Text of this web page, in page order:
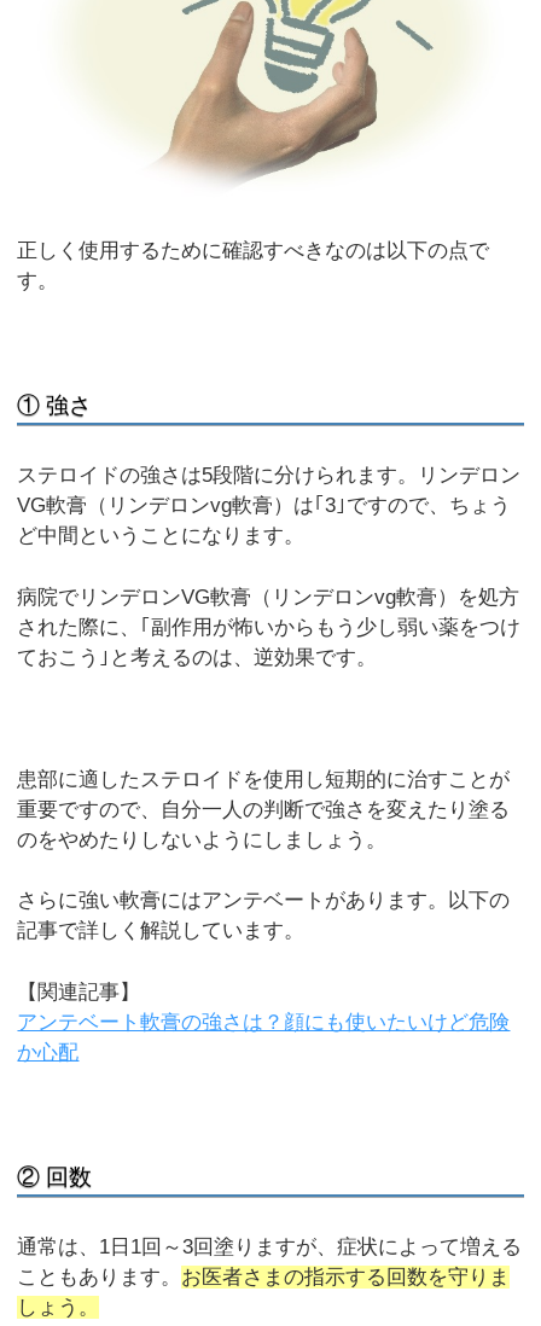
正しく使用するために確認すべきなのは以下の点で
す。
① 強さ
ステロイドの強さは5段階に分けられます。リンデロン
VG軟膏（リンデロンvg軟膏）は｢3｣ですので、ちょう
ど中間ということになります。
病院でリンデロンVG軟膏（リンデロンvg軟膏）を処方
された際に、｢副作用が怖いからもう少し弱い薬をつけ
ておこう｣と考えるのは、逆効果です。
患部に適したステロイドを使用し短期的に治すことが
重要ですので、自分一人の判断で強さを変えたり塗る
のをやめたりしないようにしましょう。
さらに強い軟膏にはアンテベートがあります。以下の
記事で詳しく解説しています。
【関連記事】
アンテベート軟膏の強さは？顔にも使いたいけど危険
か心配
② 回数
通常は、1日1回～3回塗りますが、症状によって増える
こともあります。 お医者さまの指示する回数を守りま
しょう。